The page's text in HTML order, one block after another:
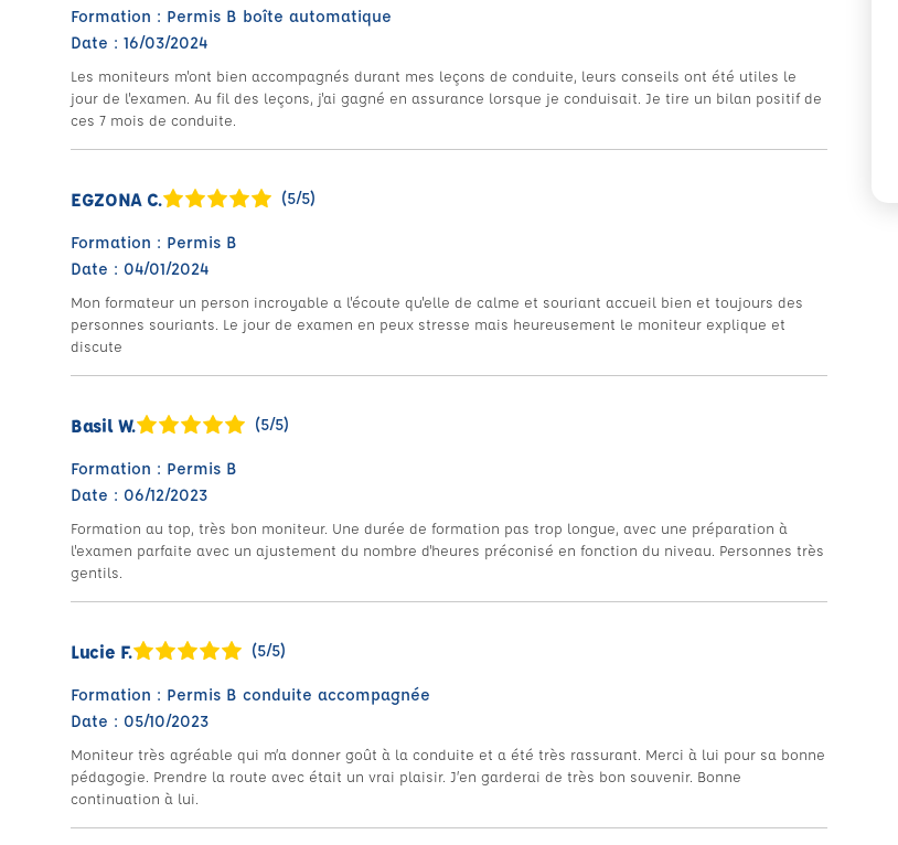
Formation : Permis B boîte automatique
Date : 16/03/2024
Les moniteurs m'ont bien accompagnés durant mes leçons de conduite, leurs conseils ont été utiles le
jour de l'examen. Au fil des leçons, j'ai gagné en assurance lorsque je conduisait. Je tire un bilan positif de
ces 7 mois de conduite.
EGZONA C. (5/5)
Formation : Permis B
Date : 04/01/2024
Mon formateur un person incroyable a l'écoute qu'elle de calme et souriant accueil bien et toujours des
personnes souriants. Le jour de examen en peux stresse mais heureusement le moniteur explique et
discute
Basil W. (5/5)
Formation : Permis B
Date : 06/12/2023
Formation au top, très bon moniteur. Une durée de formation pas trop longue, avec une préparation à
l'examen parfaite avec un ajustement du nombre d'heures préconisé en fonction du niveau. Personnes très
gentils.
Lucie F. (5/5)
Formation : Permis B conduite accompagnée
Date : 05/10/2023
Moniteur très agréable qui m’a donner goût à la conduite et a été très rassurant. Merci à lui pour sa bonne
pédagogie. Prendre la route avec était un vrai plaisir. J’en garderai de très bon souvenir. Bonne
continuation à lui.